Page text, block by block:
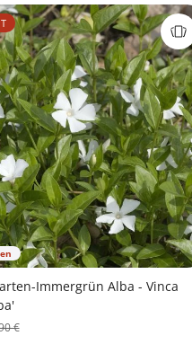
Immergrün Alba - Vinca
€